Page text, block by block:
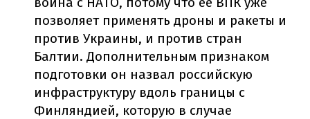
позволяет применять дроны и ракеты и
против Украины, и против стран
Балтии. Дополнительным признаком
подготовки он назвал российскую
инфраструктуру вдоль границы с
Финляндией, которую в случае